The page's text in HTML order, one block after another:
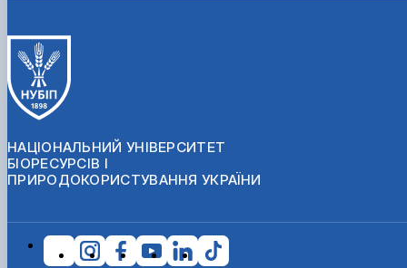
НАЦІОНАЛЬНИЙ УНІВЕРСИТЕТ
БІОРЕСУРСІВ І
ПРИРОДОКОРИСТУВАННЯ УКРАЇНИ